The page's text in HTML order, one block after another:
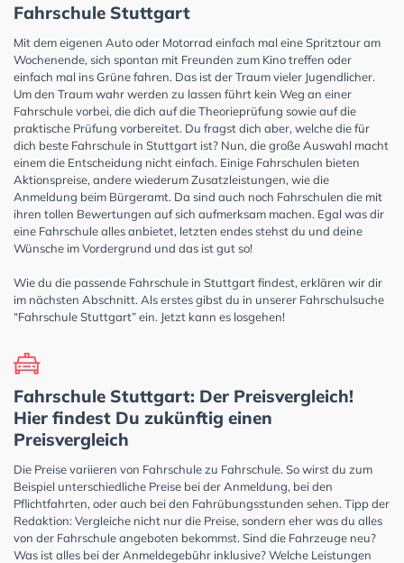
Fahrschule Stuttgart
Mit dem eigenen Auto oder Motorrad einfach mal eine Spritztour am
Wochenende, sich spontan mit Freunden zum Kino treffen oder
einfach mal ins Grüne fahren. Das ist der Traum vieler Jugendlicher.
Um den Traum wahr werden zu lassen führt kein Weg an einer
Fahrschule vorbei, die dich auf die Theorieprüfung sowie auf die
praktische Prüfung vorbereitet. Du fragst dich aber, welche die für
dich beste Fahrschule in Stuttgart ist? Nun, die große Auswahl macht
einem die Entscheidung nicht einfach. Einige Fahrschulen bieten
Aktionspreise, andere wiederum Zusatzleistungen, wie die
Anmeldung beim Bürgeramt. Da sind auch noch Fahrschulen die mit
ihren tollen Bewertungen auf sich aufmerksam machen. Egal was dir
eine Fahrschule alles anbietet, letzten endes stehst du und deine
Wünsche im Vordergrund und das ist gut so!
Wie du die passende Fahrschule in Stuttgart findest, erklären wir dir
im nächsten Abschnitt. Als erstes gibst du in unserer Fahrschulsuche
“Fahrschule Stuttgart” ein. Jetzt kann es losgehen!
Fahrschule Stuttgart: Der Preisvergleich!
Hier findest Du zukünftig einen
Preisvergleich
Die Preise variieren von Fahrschule zu Fahrschule. So wirst du zum
Beispiel unterschiedliche Preise bei der Anmeldung, bei den
Pflichtfahrten, oder auch bei den Fahrübungsstunden sehen. Tipp der
Redaktion: Vergleiche nicht nur die Preise, sondern eher was du alles
von der Fahrschule angeboten bekommst. Sind die Fahrzeuge neu?
Was ist alles bei der Anmeldegebühr inklusive? Welche Leistungen